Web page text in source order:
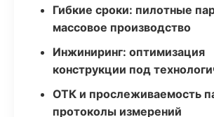
Гибкие сроки: пилотные
массовое производство
Инжиниринг: оптимизация
конструкции под
ОТК и прослеживаемость
протоколы измерений